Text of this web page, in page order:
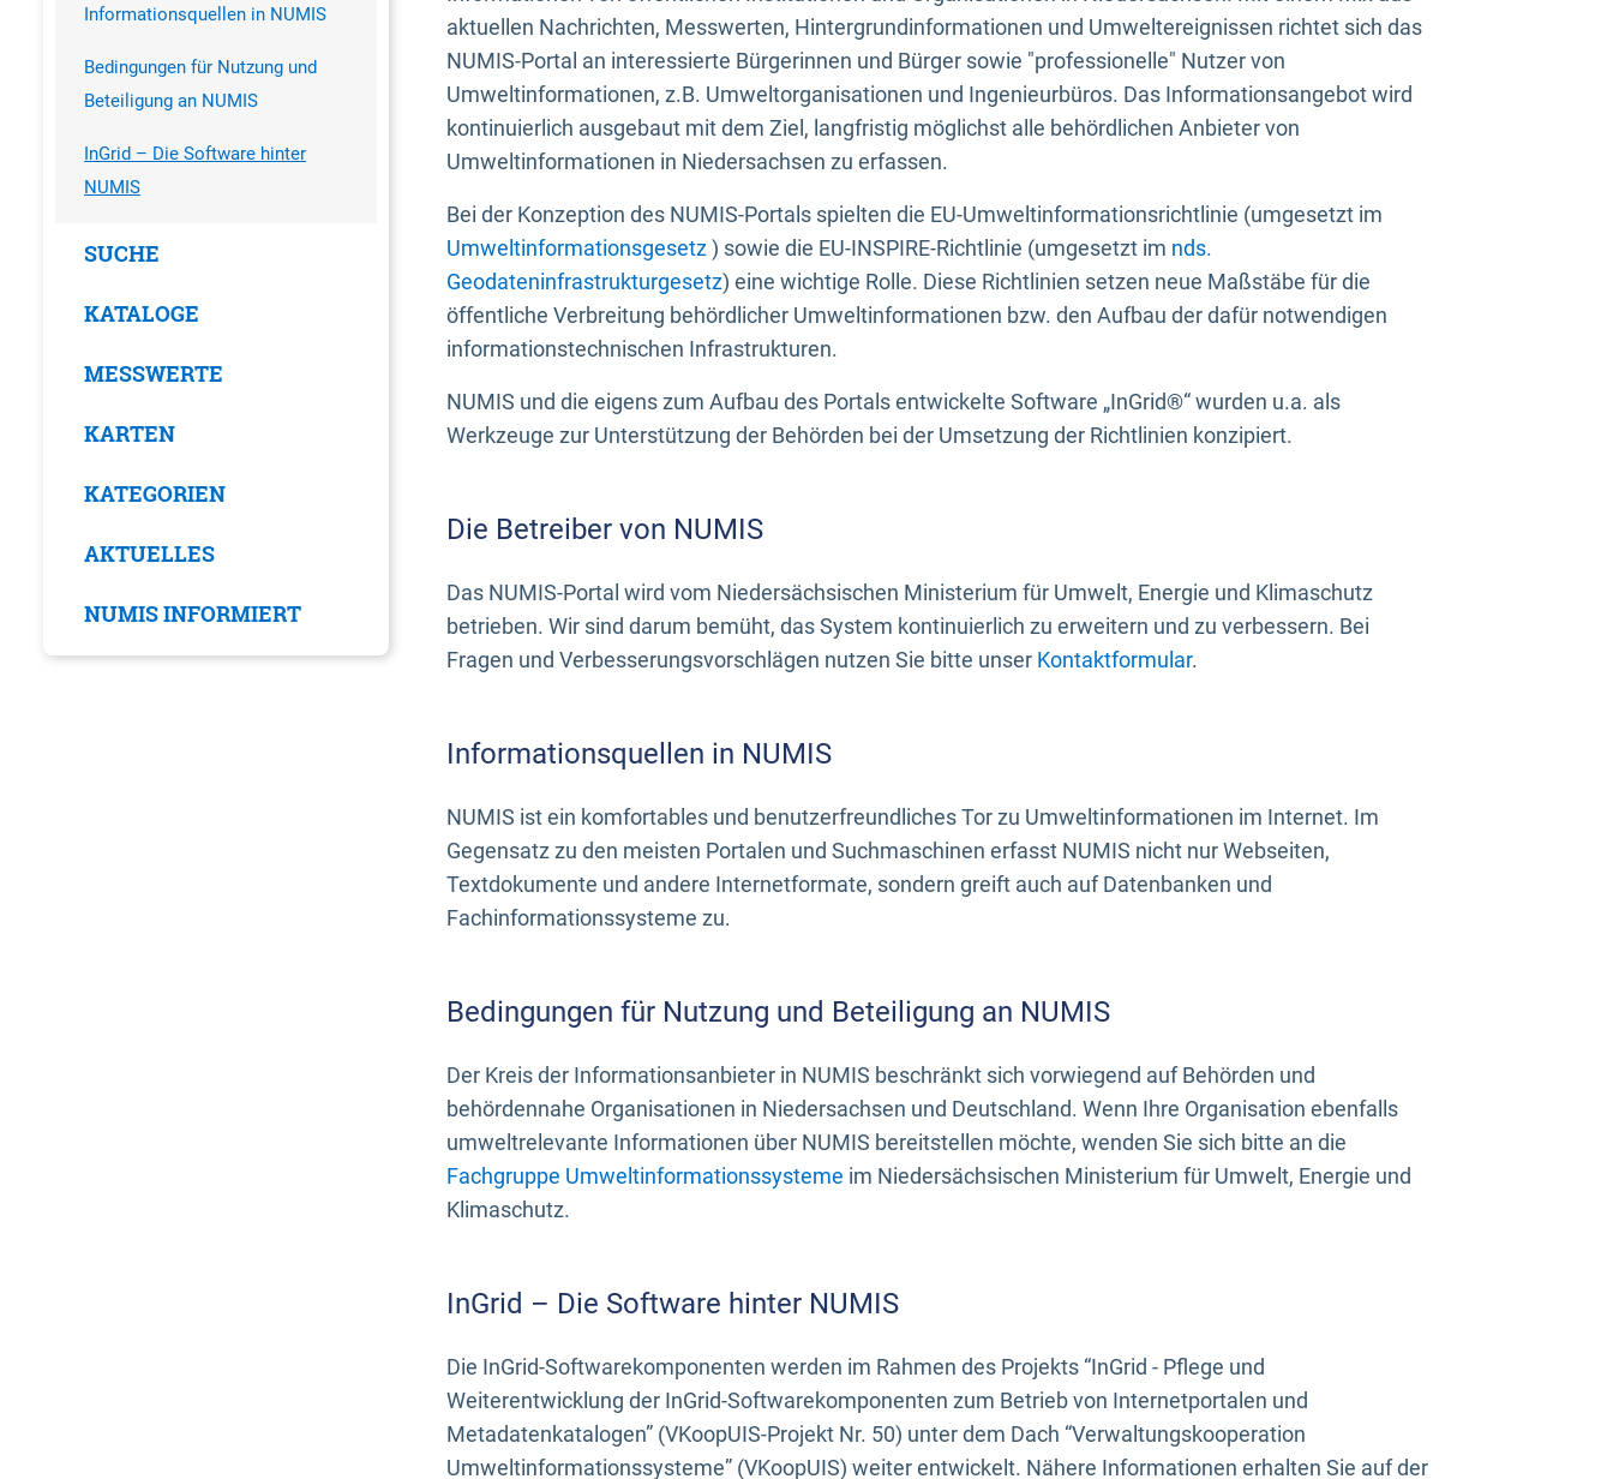
Informationsquellen in NUMIS
Bedingungen für Nutzung und
Beteiligung an NUMIS
InGrid – Die Software hinter
NUMIS
SUCHE
KATALOGE
MESSWERTE
KARTEN
KATEGORIEN
AKTUELLES
NUMIS INFORMIERT
aktuellen Nachrichten, Messwerten, Hintergrundinformationen und Umweltereignissen richtet sich das
NUMIS-Portal an interessierte Bürgerinnen und Bürger sowie "professionelle" Nutzer von
Umweltinformationen, z.B. Umweltorganisationen und Ingenieurbüros. Das Informationsangebot wird
kontinuierlich ausgebaut mit dem Ziel, langfristig möglichst alle behördlichen Anbieter von
Umweltinformationen in Niedersachsen zu erfassen.
Bei der Konzeption des NUMIS-Portals spielten die EU-Umweltinformationsrichtlinie (umgesetzt im
Umweltinformationsgesetz) sowie die EU-INSPIRE-Richtlinie (umgesetzt im nds.
Geodateninfrastrukturgesetz) eine wichtige Rolle. Diese Richtlinien setzen neue Maßstäbe für die
öffentliche Verbreitung behördlicher Umweltinformationen bzw. den Aufbau der dafür notwendigen
informationstechnischen Infrastrukturen.
NUMIS und die eigens zum Aufbau des Portals entwickelte Software „InGrid®“ wurden u.a. als
Werkzeuge zur Unterstützung der Behörden bei der Umsetzung der Richtlinien konzipiert.
Die Betreiber von NUMIS
Das NUMIS-Portal wird vom Niedersächsischen Ministerium für Umwelt, Energie und Klimaschutz
betrieben. Wir sind darum bemüht, das System kontinuierlich zu erweitern und zu verbessern. Bei
Fragen und Verbesserungsvorschlägen nutzen Sie bitte unser Kontaktformular.
Informationsquellen in NUMIS
NUMIS ist ein komfortables und benutzerfreundliches Tor zu Umweltinformationen im Internet. Im
Gegensatz zu den meisten Portalen und Suchmaschinen erfasst NUMIS nicht nur Webseiten,
Textdokumente und andere Internetformate, sondern greift auch auf Datenbanken und
Fachinformationssysteme zu.
Bedingungen für Nutzung und Beteiligung an NUMIS
Der Kreis der Informationsanbieter in NUMIS beschränkt sich vorwiegend auf Behörden und
behördennahe Organisationen in Niedersachsen und Deutschland. Wenn Ihre Organisation ebenfalls
umweltrelevante Informationen über NUMIS bereitstellen möchte, wenden Sie sich bitte an die
Fachgruppe Umweltinformationssysteme im Niedersächsischen Ministerium für Umwelt, Energie und
Klimaschutz.
InGrid – Die Software hinter NUMIS
Die InGrid-Softwarekomponenten werden im Rahmen des Projekts “InGrid - Pflege und
Weiterentwicklung der InGrid-Softwarekomponenten zum Betrieb von Internetportalen und
Metadatenkatalogen” (VKoopUIS-Projekt Nr. 50) unter dem Dach “Verwaltungskooperation
Umweltinformationssysteme” (VKoopUIS) weiter entwickelt. Nähere Informationen erhalten Sie auf der